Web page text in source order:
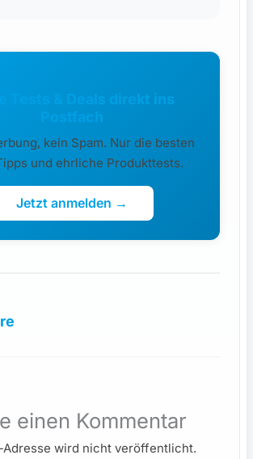
Tests & Deals direkt ins
Postfach
kein Spam. Nur die besten
und ehrliche Produkttests.
Jetzt anmelden →
einen Kommentar
Adresse wird nicht veröffentlicht.